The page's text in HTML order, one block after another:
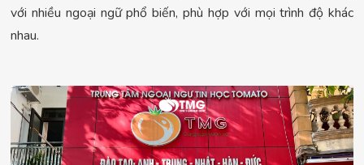
với nhiều ngoại ngữ phổ biến, phù hợp với mọi trình độ khác
nhau.